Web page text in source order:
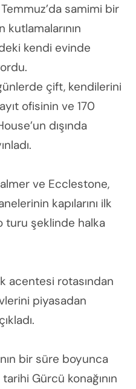
samimi bir
kendi evinde
çift, kendilerini
ofisinin ve 170
dışında
ve Ecclestone,
kapılarını ilk
turu şeklinde halka
acentesi rotasından
piyasadan
bir süre boyunca
Gürcü konağının